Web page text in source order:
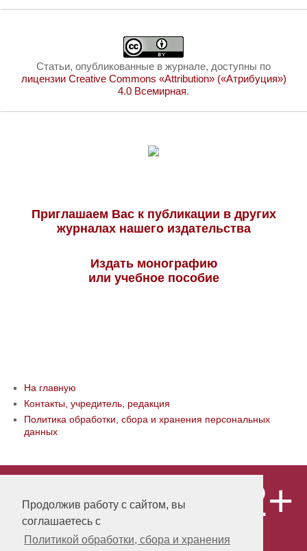
Продолжив работу с сайтом, вы
соглашаетесь с
Политикой обработки, сбора и хранения
Статьи, опубликованные в журнале, доступны по
лицензии Creative Commons «Attribution» («Атрибуция»)
4.0 Всемирная.
Приглашаем Вас к публикации в других
журналах нашего издательства
Издать монографию
или учебное пособие
На главную
Контакты, учредитель, редакция
Политика обработки, сбора и хранения персональных
данных
«Publishing company «World of science»,
LLC Материалы, размещенные на сайте,
охраняются Законом о защите авторских
прав. Публикация любых материалов
этого сайта запрещена без
12+